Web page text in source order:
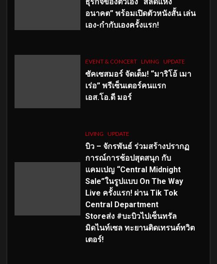
อนาคต” พร้อมเปิดตัวหนังสั้น เล่น
เอง-กำกับเองครั้งแรก!
EVENT & CONCERT LIVING UPDATE
ซัคเซสมอร์ จัดเต็ม! “มาริโอ้ เมา
เร่อ” พรีเซ็นเตอร์คนแรก
เอส.โอ.ดี มอร์
LIVING UPDATE
บิว – จักรพันธ์ ร่วมสร้างปรากฏ
การณ์การช้อปสุดสนุก กับ
แคมเปญ “Central Midnight
Sale”ในรูปแบบ On The Way
Live ครั้งแรก! ผ่าน Tik Tok
Central Department
Storeส่ง #บะบิวไปเซ็นทรัล
มิดไนท์เซล ทะยานติดเทรนด์ทวิต
เตอร์!